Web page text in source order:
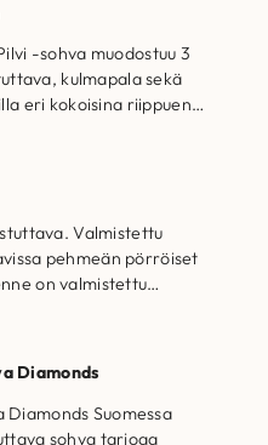
-sohva muodostuu 3
kulmapala sekä
eri kokoisina riippuen
Valmistettu
pehmeän pörröiset
on valmistettu
Selkätyynyjen…
Diamonds
Suomessa
sohva tarjoaa